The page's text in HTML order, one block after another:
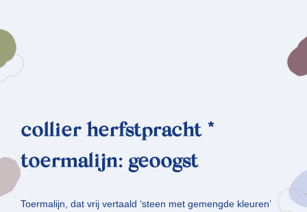
collier herfstpracht *
toermalijn: geoogst
Toermalijn, dat vrij vertaald ‘steen met gemengde kleuren’